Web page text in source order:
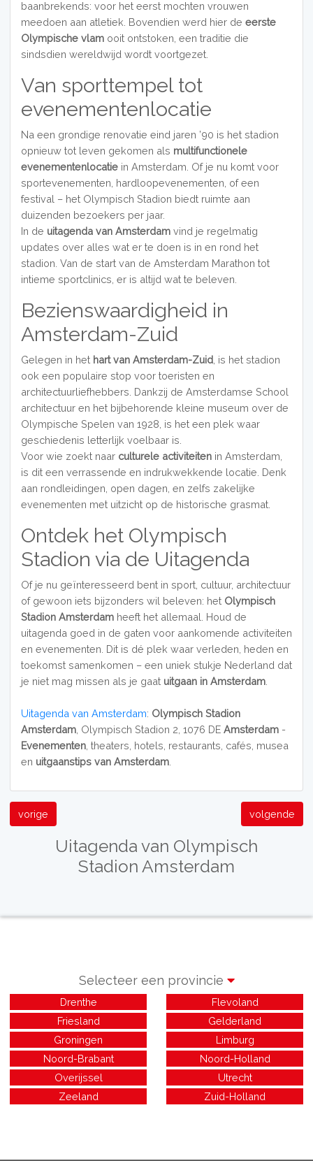
baanbrekends: voor het eerst mochten vrouwen
meedoen aan atletiek. Bovendien werd hier de eerste
Olympische vlam ooit ontstoken, een traditie die
sindsdien wereldwijd wordt voortgezet.
Van sporttempel tot
evenementenlocatie
Na een grondige renovatie eind jaren ’90 is het stadion
opnieuw tot leven gekomen als multifunctionele
evenementenlocatiein Amsterdam. Of je nu komt voor
sportevenementen, hardloopevenementen, of een
festival – het Olympisch Stadion biedt ruimte aan
duizenden bezoekers per jaar.
In de uitagenda van Amsterdam vind je regelmatig
updates over alles wat er te doen is in en rond het
stadion. Van de start van de Amsterdam Marathon tot
intieme sportclinics, er is altijd wat te beleven.
Bezienswaardigheid in
Amsterdam-Zuid
Gelegen in het hart van Amsterdam-Zuid, is het stadion
ook een populaire stop voor toeristen en
architectuurliefhebbers. Dankzij de Amsterdamse School
architectuur en het bijbehorende kleine museum over de
Olympische Spelen van 1928, is het een plek waar
geschiedenis letterlijk voelbaar is.
Voor wie zoekt naar culturele activiteitenin Amsterdam,
is dit een verrassende en indrukwekkende locatie. Denk
aan rondleidingen, open dagen, en zelfs zakelijke
evenementen met uitzicht op de historische grasmat.
Ontdek het Olympisch
Stadion via de Uitagenda
Of je nu geïnteresseerd bent in sport, cultuur, architectuur
of gewoon iets bijzonders wil beleven: het Olympisch
Stadion Amsterdamheeft het allemaal. Houd de
uitagenda goed in de gaten voor aankomende activiteiten
en evenementen. Dit is dé plek waar verleden, heden en
toekomst samenkomen – een uniek stukje Nederland dat
je niet mag missen als je gaat uitgaan in Amsterdam.
Uitagenda van Amsterdam: Olympisch Stadion
Amsterdam, Olympisch Stadion 2, 1076 DE Amsterdam-
Evenementen, theaters, hotels, restaurants, cafés, musea
en uitgaanstips van Amsterdam.
vorige volgende
Uitagenda van Olympisch
Stadion Amsterdam
Selecteer een provincie
Drenthe
Flevoland
Friesland
Gelderland
Groningen
Limburg
Noord-Brabant
Noord-Holland
Overijssel
Utrecht
Zeeland
Zuid-Holland